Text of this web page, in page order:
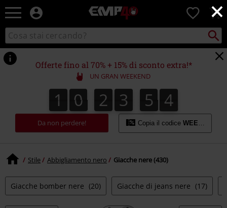
×
EMP
Musica,
Serie
TV
&
Videogame
merch
Abbigliamento
Alternativo
0
Cerca
nel
catalogo
Cerca
Punto
di
ritiro
Offerte fino al 70% + 15% di sconto extra!*
UN GRAN WEEKEND
1
1 0
0 2
2 3
4
3 5
0
5 2
3
2
4
3
Da non perdere! Copia il codice WEEKEND
Stile Abbigliamento nero Giacche nere (430)
Giacche bomber nere (20) Giacche di jeans nere (17)